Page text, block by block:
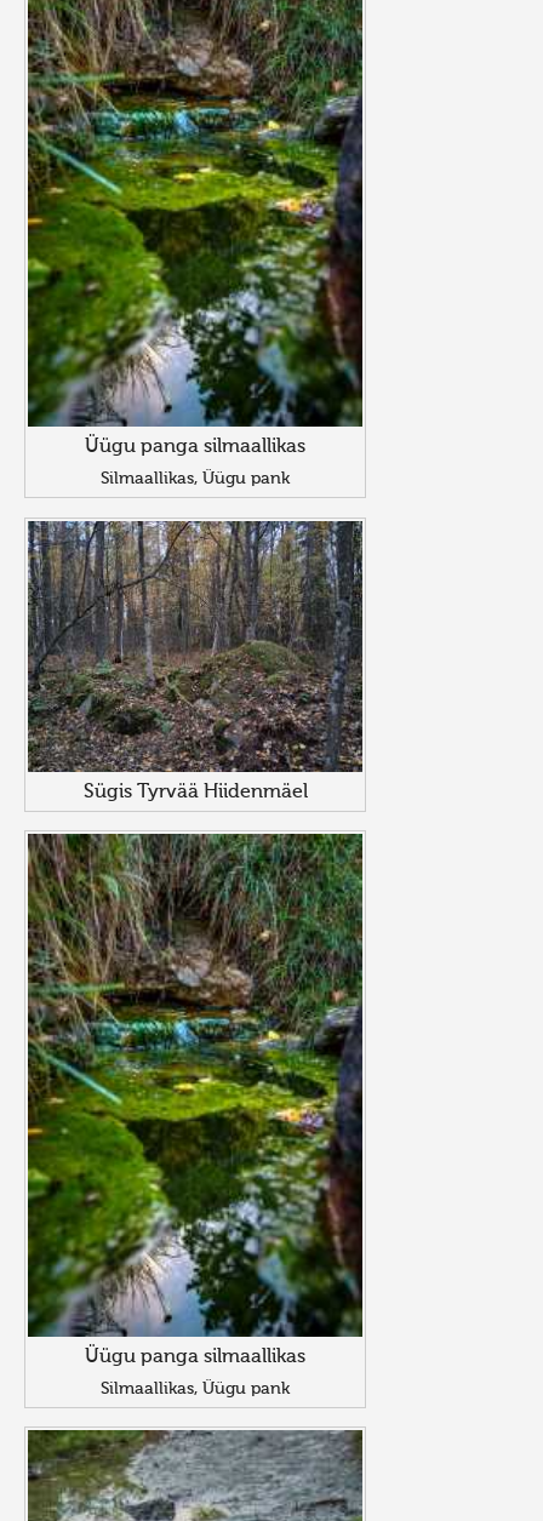
Üügu panga silmaallikas
Silmaallikas, Üügu pank
Sügis Tyrvää Hiidenmäel
Üügu panga silmaallikas
Silmaallikas, Üügu pank